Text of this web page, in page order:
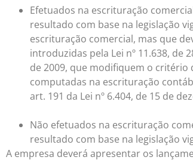
Efetuados na escrituração
resultado com base na legislação
escrituração comercial, mas que
introduzidas pela Lei nº 11.638, de
de 2009, que modifiquem o critério
computadas na escrituração
art. 191 da Lei nº 6.404, de 15 de
Não efetuados na escrituração
resultado com base na legislação
A empresa deverá apresentar os